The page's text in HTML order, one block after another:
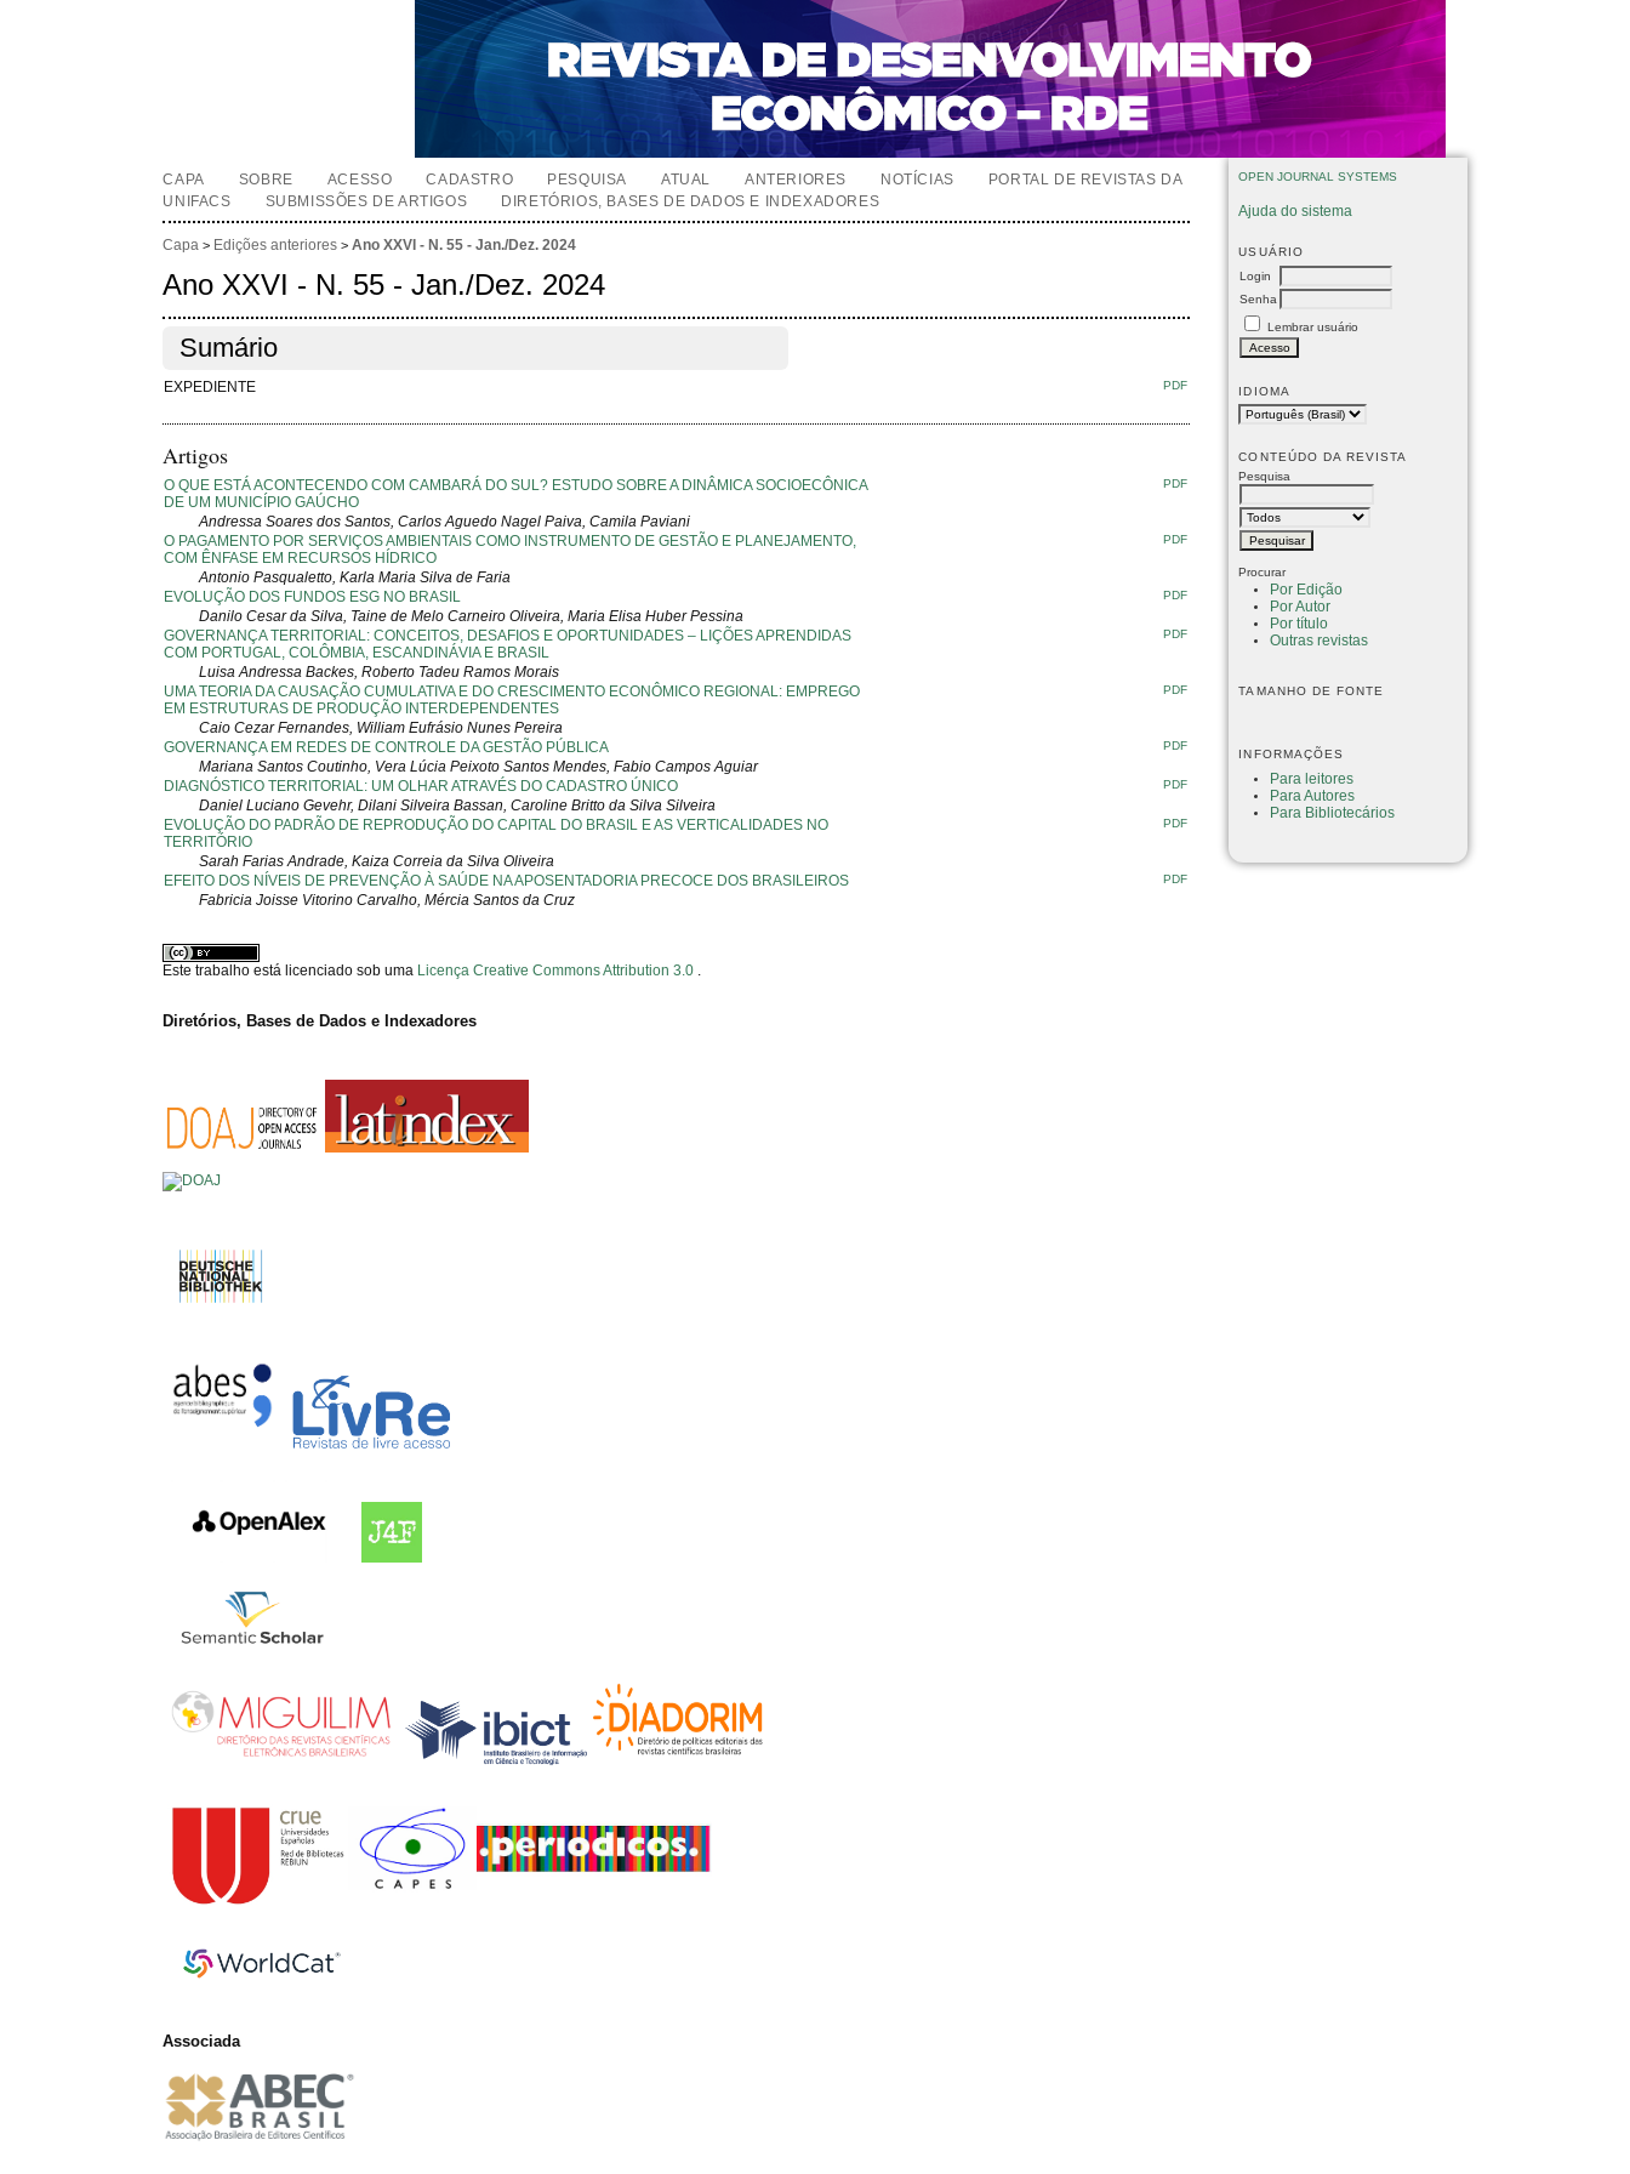
OPEN JOURNAL SYSTEMS
Ajuda do sistema
USUÁRIO
Login
Senha
Lembrar usuário
IDIOMA
CONTEÚDO DA REVISTA
Pesquisa
Procurar
Por Edição
Por Autor
Por título
Outras revistas
TAMANHO DE FONTE
INFORMAÇÕES
Para leitores
Para Autores
Para Bibliotecários
CAPA SOBRE ACESSO CADASTRO PESQUISA ATUAL ANTERIORES NOTÍCIAS
PORTAL DE REVISTAS DA
UNIFACS
SUBMISSÕES DE ARTIGOS DIRETÓRIOS, BASES DE DADOS E INDEXADORES
Capa > Edições anteriores >Ano XXVI - N. 55 - Jan./Dez. 2024
Ano XXVI - N. 55 - Jan./Dez. 2024
Sumário
EXPEDIENTE PDF
Artigos
O QUE ESTÁ ACONTECENDO COM CAMBARÁ DO SUL? ESTUDO SOBRE A DINÂMICA SOCIOECÔNICA
DE UM MUNICÍPIO GAÚCHO
PDF
Andressa Soares dos Santos, Carlos Aguedo Nagel Paiva, Camila Paviani
O PAGAMENTO POR SERVIÇOS AMBIENTAIS COMO INSTRUMENTO DE GESTÃO E PLANEJAMENTO,
COM ÊNFASE EM RECURSOS HÍDRICO
PDF
Antonio Pasqualetto, Karla Maria Silva de Faria
EVOLUÇÃO DOS FUNDOS ESG NO BRASIL
PDF
Danilo Cesar da Silva, Taine de Melo Carneiro Oliveira, Maria Elisa Huber Pessina
GOVERNANÇA TERRITORIAL: CONCEITOS, DESAFIOS E OPORTUNIDADES – LIÇÕES APRENDIDAS
COM PORTUGAL, COLÔMBIA, ESCANDINÁVIA E BRASIL
PDF
Luisa Andressa Backes, Roberto Tadeu Ramos Morais
UMA TEORIA DA CAUSAÇÃO CUMULATIVA E DO CRESCIMENTO ECONÔMICO REGIONAL: EMPREGO
EM ESTRUTURAS DE PRODUÇÃO INTERDEPENDENTES
PDF
Caio Cezar Fernandes, William Eufrásio Nunes Pereira
GOVERNANÇA EM REDES DE CONTROLE DA GESTÃO PÚBLICA
PDF
Mariana Santos Coutinho, Vera Lúcia Peixoto Santos Mendes, Fabio Campos Aguiar
DIAGNÓSTICO TERRITORIAL: UM OLHAR ATRAVÉS DO CADASTRO ÚNICO
PDF
Daniel Luciano Gevehr, Dilani Silveira Bassan, Caroline Britto da Silva Silveira
EVOLUÇÃO DO PADRÃO DE REPRODUÇÃO DO CAPITAL DO BRASIL E AS VERTICALIDADES NO
TERRITÓRIO
PDF
Sarah Farias Andrade, Kaiza Correia da Silva Oliveira
EFEITO DOS NÍVEIS DE PREVENÇÃO À SAÚDE NA APOSENTADORIA PRECOCE DOS BRASILEIROS
PDF
Fabricia Joisse Vitorino Carvalho, Mércia Santos da Cruz
Este trabalho está licenciado sob uma Licença Creative Commons Attribution 3.0
Diretórios, Bases de Dados e Indexadores
Associada